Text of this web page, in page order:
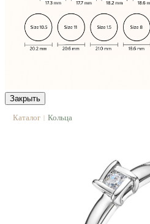
Закрыть
Каталог | Кольца